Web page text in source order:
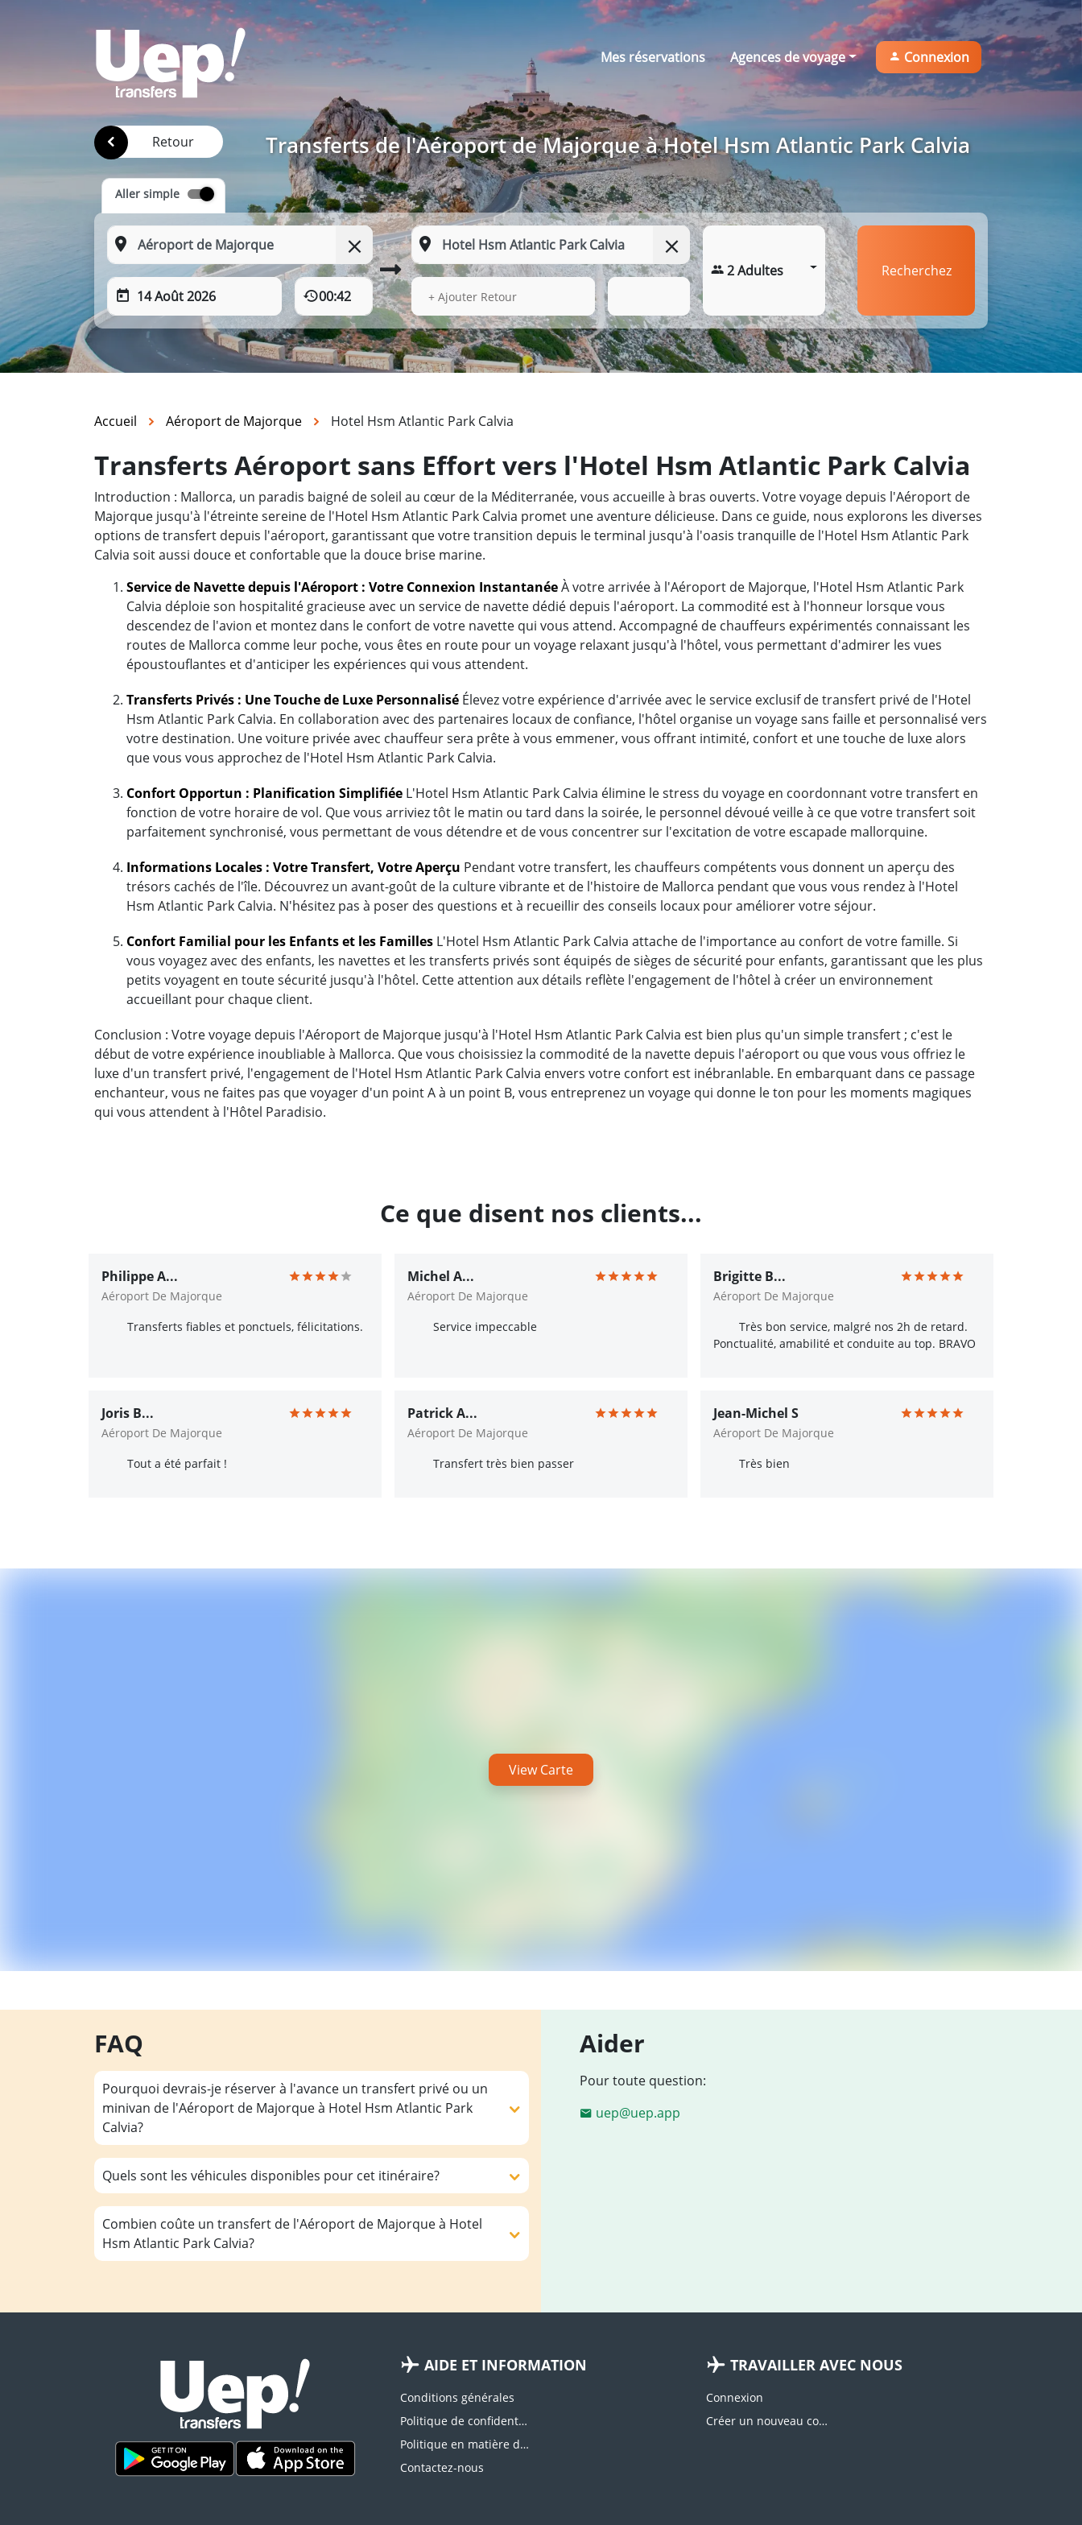
Mes réservations Agences de voyage Connexion
Retour Transferts de l'Aéroport de Majorque à Hotel Hsm Atlantic Park Calvia
Aller simple
14 Août 2026 00:42 14 Août 2026
+ Ajouter Retour
2 Adultes Recherchez
Accueil Aéroport de Majorque Hotel Hsm Atlantic Park Calvia
Transferts Aéroport sans Effort vers l'Hotel Hsm Atlantic Park Calvia
Introduction : Mallorca, un paradis baigné de soleil au cœur de la Méditerranée, vous accueille à bras ouverts. Votre voyage depuis l'Aéroport de
Majorque jusqu'à l'étreinte sereine de l'Hotel Hsm Atlantic Park Calvia promet une aventure délicieuse. Dans ce guide, nous explorons les diverses
options de transfert depuis l'aéroport, garantissant que votre transition depuis le terminal jusqu'à l'oasis tranquille de l'Hotel Hsm Atlantic Park
Calvia soit aussi douce et confortable que la douce brise marine.
Service de Navette depuis l'Aéroport : Votre Connexion InstantanéeÀ votre arrivée à l'Aéroport de Majorque, l'Hotel Hsm Atlantic Park
Calvia déploie son hospitalité gracieuse avec un service de navette dédié depuis l'aéroport. La commodité est à l'honneur lorsque vous
descendez de l'avion et montez dans le confort de votre navette qui vous attend. Accompagné de chauffeurs expérimentés connaissant les
routes de Mallorca comme leur poche, vous êtes en route pour un voyage relaxant jusqu'à l'hôtel, vous permettant d'admirer les vues
époustouflantes et d'anticiper les expériences qui vous attendent.
Transferts Privés : Une Touche de Luxe Personnalisé Élevez votre expérience d'arrivée avec le service exclusif de transfert privé de l'Hotel
Hsm Atlantic Park Calvia. En collaboration avec des partenaires locaux de confiance, l'hôtel organise un voyage sans faille et personnalisé vers
votre destination. Une voiture privée avec chauffeur sera prête à vous emmener, vous offrant intimité, confort et une touche de luxe alors
que vous vous approchez de l'Hotel Hsm Atlantic Park Calvia.
Confort Opportun : Planification Simplifiée L'Hotel Hsm Atlantic Park Calvia élimine le stress du voyage en coordonnant votre transfert en
fonction de votre horaire de vol. Que vous arriviez tôt le matin ou tard dans la soirée, le personnel dévoué veille à ce que votre transfert soit
parfaitement synchronisé, vous permettant de vous détendre et de vous concentrer sur l'excitation de votre escapade mallorquine.
Informations Locales : Votre Transfert, Votre Aperçu Pendant votre transfert, les chauffeurs compétents vous donnent un aperçu des
trésors cachés de l'île. Découvrez un avant-goût de la culture vibrante et de l'histoire de Mallorca pendant que vous vous rendez à l'Hotel
Hsm Atlantic Park Calvia. N'hésitez pas à poser des questions et à recueillir des conseils locaux pour améliorer votre séjour.
Confort Familial pour les Enfants et les Familles L'Hotel Hsm Atlantic Park Calvia attache de l'importance au confort de votre famille. Si
vous voyagez avec des enfants, les navettes et les transferts privés sont équipés de sièges de sécurité pour enfants, garantissant que les plus
petits voyagent en toute sécurité jusqu'à l'hôtel. Cette attention aux détails reflète l'engagement de l'hôtel à créer un environnement
accueillant pour chaque client.
Conclusion : Votre voyage depuis l'Aéroport de Majorque jusqu'à l'Hotel Hsm Atlantic Park Calvia est bien plus qu'un simple transfert ; c'est le
début de votre expérience inoubliable à Mallorca. Que vous choisissiez la commodité de la navette depuis l'aéroport ou que vous vous offriez le
luxe d'un transfert privé, l'engagement de l'Hotel Hsm Atlantic Park Calvia envers votre confort est inébranlable. En embarquant dans ce passage
enchanteur, vous ne faites pas que voyager d'un point A à un point B, vous entreprenez un voyage qui donne le ton pour les moments magiques
qui vous attendent à l'Hôtel Paradisio.
Ce que disent nos clients...
Philippe A...
Aéroport De Majorque
Transferts fiables et ponctuels, félicitations.
Michel A...
Aéroport De Majorque
Service impeccable
Brigitte B...
Aéroport De Majorque
Très bon service, malgré nos 2h de retard.
Ponctualité, amabilité et conduite au top. BRAVO
Joris B...
Aéroport De Majorque
Tout a été parfait !
Patrick A...
Aéroport De Majorque
Transfert très bien passer
Jean-Michel S
Aéroport De Majorque
Très bien
View Carte
FAQ
Pourquoi devrais-je réserver à l'avance un transfert privé ou un
minivan de l'Aéroport de Majorque à Hotel Hsm Atlantic Park
Calvia?
Quels sont les véhicules disponibles pour cet itinéraire?
Combien coûte un transfert de l'Aéroport de Majorque à Hotel
Hsm Atlantic Park Calvia?
Aider
Pour toute question:
uep@uep.app
AIDE ET INFORMATION
Conditions générales
Politique de confidentialité
Politique en matière de cookies
Contactez-nous
TRAVAILLER AVEC NOUS
Connexion
Créer un nouveau compte d'agence